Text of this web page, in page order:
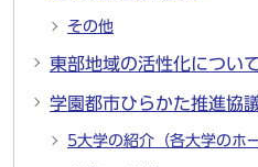
その他
東部地域の活性化につい
学園都市ひらかた推進協
5大学の紹介（各大学のホ